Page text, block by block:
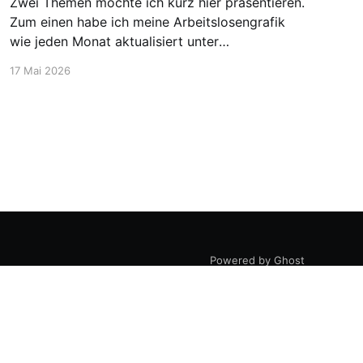
Zum einen habe ich meine Arbeitslosengrafik
wie jeden Monat aktualisiert unter
chemiker.de/arbeitslose-chemiker/. Und die
17 Mai 2026
Powered by Ghost